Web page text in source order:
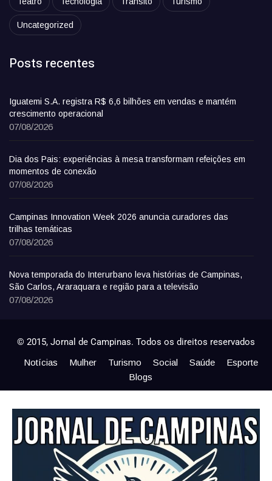
Uncategorized
Posts recentes
Iguatemi S.A. registra R$ 6,6 bilhões em vendas e mantém
crescimento operacional
07/08/2026
Dia dos Pais: experiências à mesa transformam refeições em
momentos de conexão
07/08/2026
Campinas Innovation Week 2026 anuncia curadores das
trilhas temáticas
07/08/2026
Nova temporada do Interurbano leva histórias de Campinas,
São Carlos, Araraquara e região para a televisão
07/08/2026
© 2015, Jornal de Campinas. Todos os direitos reservados
Notícias Mulher Turismo Social Saúde
Esporte
Blogs